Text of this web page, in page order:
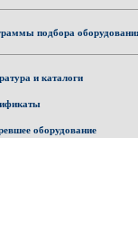
подбора
и каталоги
оборудование